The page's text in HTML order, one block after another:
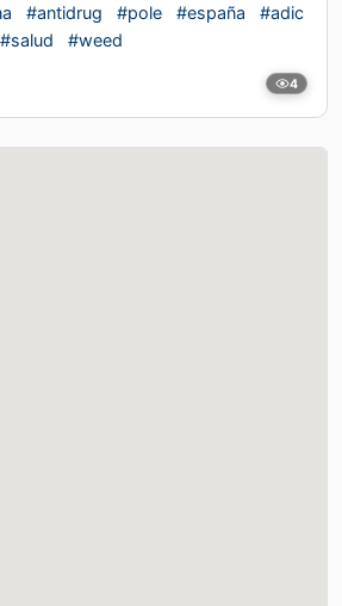
#antidrug #pole #españa
#adic
#salud #weed
4